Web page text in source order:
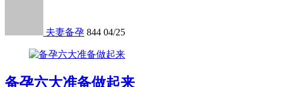
夫妻备孕 844 04/25
备孕六大准备做起来